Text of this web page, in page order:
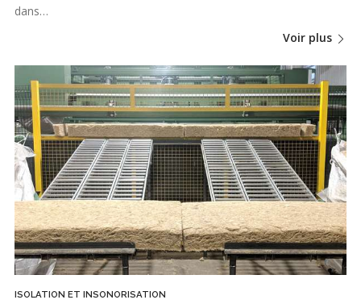
dans…
Voir plus
ISOLATION ET INSONORISATION